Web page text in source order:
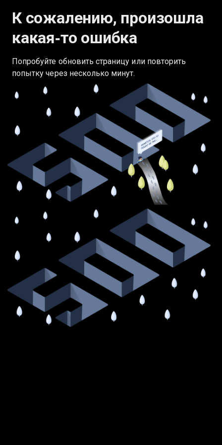
К сожалению, произошла
какая‑то ошибка
Попробуйте обновить страницу или повторить
попытку через несколько минут.